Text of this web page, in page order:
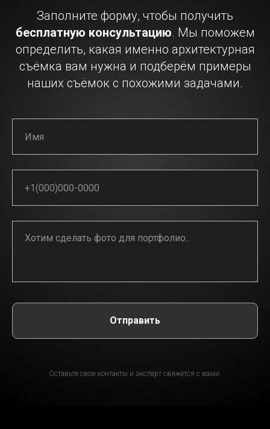
Заполните форму, чтобы получить
бесплатную консультацию. Мы поможем
определить, какая именно архитектурная
съёмка вам нужна и подберём примеры
наших съёмок с похожими задачами.
Отправить
Оставьте свои контакты и эксперт свяжется с вами.